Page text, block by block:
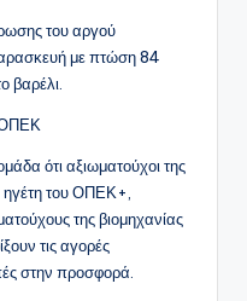
του αργού
με πτώση 84
βαρέλι.
ΟΠΕΚ
ότι αξιωματούχοι της
του ΟΠΕΚ+,
της βιομηχανίας
τις αγορές
στην προσφορά.